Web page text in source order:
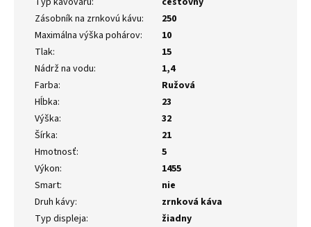
Zásobník na zrnkovú kávu:
250
Maximálna výška pohárov:
10
Tlak:
15
Nádrž na vodu:
1,4
Farba:
Ružová
Hĺbka:
23
Výška:
32
Šírka:
21
Hmotnosť:
5
Výkon:
1455
Smart:
nie
Druh kávy:
zrnková káva
Typ displeja:
žiadny